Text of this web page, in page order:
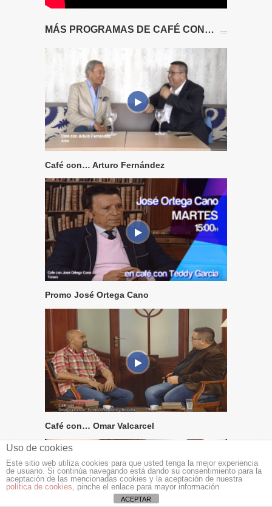
MÁS PROGRAMAS DE CAFÉ CON…
Café con… Arturo Fernández
Promo José Ortega Cano
Café con… Omar Valcarcel
Uso de cookies
Este sitio web utiliza cookies para que usted tenga la mejor experiencia
de usuario. Si continúa navegando está dando su consentimiento para la
aceptación de las mencionadas cookies y la aceptación de nuestra
política de cookies, pinche el enlace para mayor información
ACEPTAR